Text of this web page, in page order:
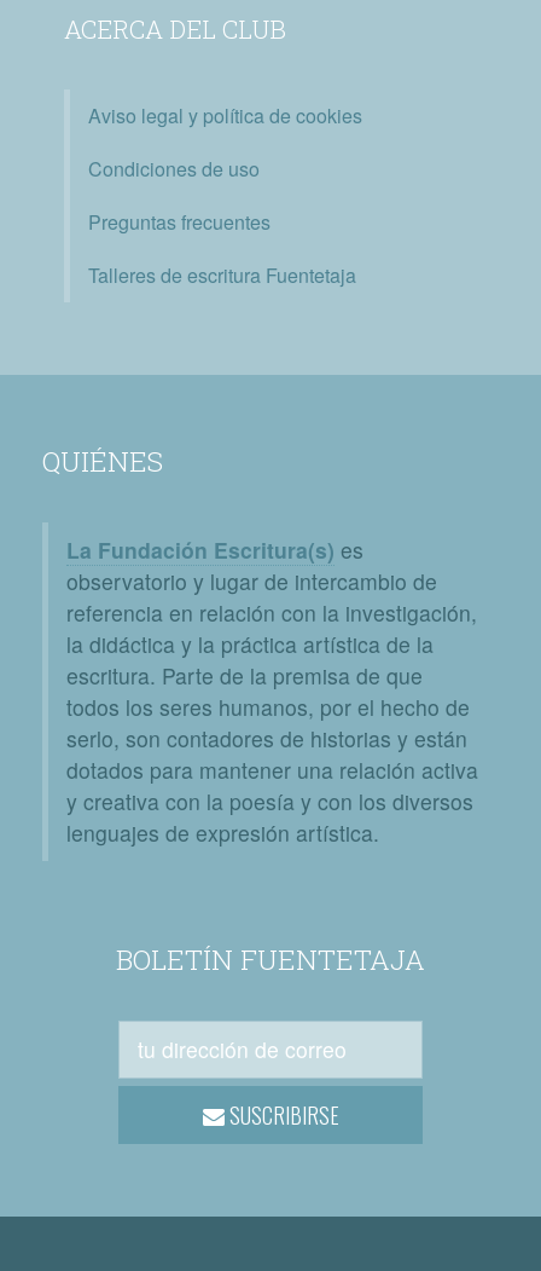
ACERCA DEL CLUB
Aviso legal y política de cookies
Condiciones de uso
Preguntas frecuentes
Talleres de escritura Fuentetaja
QUIÉNES
La Fundación Escritura(s) es
observatorio y lugar de intercambio de
referencia en relación con la investigación,
la didáctica y la práctica artística de la
escritura. Parte de la premisa de que
todos los seres humanos, por el hecho de
serlo, son contadores de historias y están
dotados para mantener una relación activa
y creativa con la poesía y con los diversos
lenguajes de expresión artística.
BOLETÍN FUENTETAJA
SUSCRIBIRSE